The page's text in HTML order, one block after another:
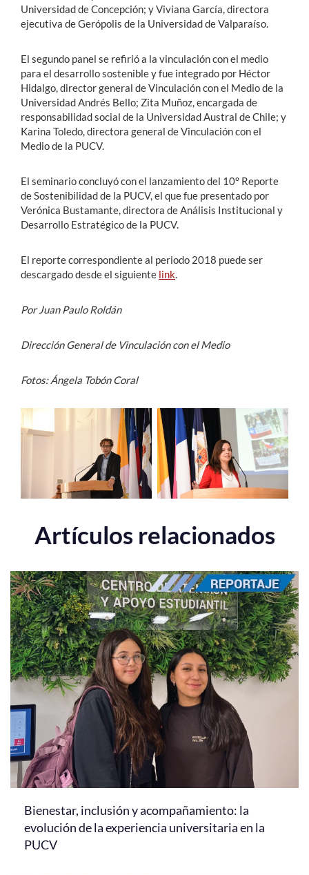
Universidad de Concepción; y Viviana García, directora
ejecutiva de Gerópolis de la Universidad de Valparaíso.
El segundo panel se refirió a la vinculación con el medio
para el desarrollo sostenible y fue integrado por Héctor
Hidalgo, director general de Vinculación con el Medio de la
Universidad Andrés Bello; Zita Muñoz, encargada de
responsabilidad social de la Universidad Austral de Chile; y
Karina Toledo, directora general de Vinculación con el
Medio de la PUCV.
El seminario concluyó con el lanzamiento del 10° Reporte
de Sostenibilidad de la PUCV, el que fue presentado por
Verónica Bustamante, directora de Análisis Institucional y
Desarrollo Estratégico de la PUCV.
El reporte correspondiente al periodo 2018 puede ser
descargado desde el siguiente link.
Por Juan Paulo Roldán
Dirección General de Vinculación con el Medio
Fotos: Ángela Tobón Coral
Artículos relacionados
Bienestar, inclusión y acompañamiento: la
evolución de la experiencia universitaria en la
PUCV